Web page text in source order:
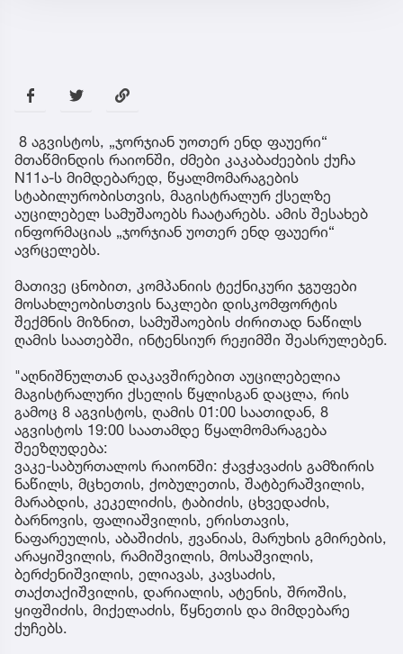
8 აგვისტოს, „ჯორჯიან უოთერ ენდ ფაუერი“
მთაწმინდის რაიონში, ძმები კაკაბაძეების ქუჩა
N11ა-ს მიმდებარედ, წყალმომარაგების
სტაბილურობისთვის, მაგისტრალურ ქსელზე
აუცილებელ სამუშაოებს ჩაატარებს. ამის შესახებ
ინფორმაციას „ჯორჯიან უოთერ ენდ ფაუერი“
ავრცელებს.
მათივე ცნობით, კომპანიის ტექნიკური ჯგუფები
მოსახლეობისთვის ნაკლები დისკომფორტის
შექმნის მიზნით, სამუშაოების ძირითად ნაწილს
ღამის საათებში, ინტენსიურ რეჟიმში შეასრულებენ.
"აღნიშნულთან დაკავშირებით აუცილებელია
მაგისტრალური ქსელის წყლისგან დაცლა, რის
გამოც 8 აგვისტოს, ღამის 01:00 საათიდან, 8
აგვისტოს 19:00 საათამდე წყალმომარაგება
შეეზღუდება:
ვაკე-საბურთალოს რაიონში: ჭავჭავაძის გამზირის
ნაწილს, მცხეთის, ქობულეთის, შატბერაშვილის,
მარაბდის, კეკელიძის, ტაბიძის, ცხვედაძის,
ბარნოვის, ფალიაშვილის, ერისთავის,
ნაფარეულის, აბაშიძის, ჟვანიას, მარუხის გმირების,
არაყიშვილის, რამიშვილის, მოსაშვილის,
ბერძენიშვილის, ელიავას, კავსაძის,
თაქთაქიშვილის, დარიალის, ატენის, შროშის,
ყიფშიძის, მიქელაძის, წყნეთის და მიმდებარე
ქუჩებს.